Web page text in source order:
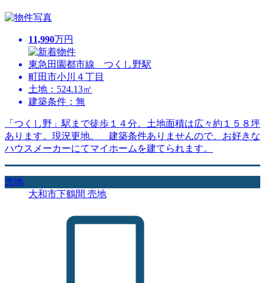
11,990万円
東急田園都市線 つくし野駅
町田市小川４丁目
土地：524.13㎡
建築条件：無
「つくし野」駅まで徒歩１４分。土地面積は広々約１５８坪
あります。現況更地。 建築条件ありませんので、お好きな
ハウスメーカーにてマイホームを建てられます。
売地
大和市下鶴間 売地